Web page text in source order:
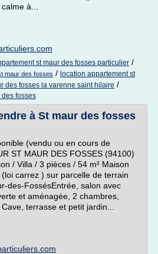
à...
st maur des fosses particulier /
maur des fosses / location appartement st
des fosses la varenne saint hilaire /
des fosses
à St maur des fosses
(vendu ou en cours de
ST MAUR DES FOSSES (94100)
/ Villa / 3 pièces / 54 m² Maison
carrez ) sur parcelle de terrain
des-FossésEntrée, salon avec
et aménagée, 2 chambres,
terrasse et petit jardin...